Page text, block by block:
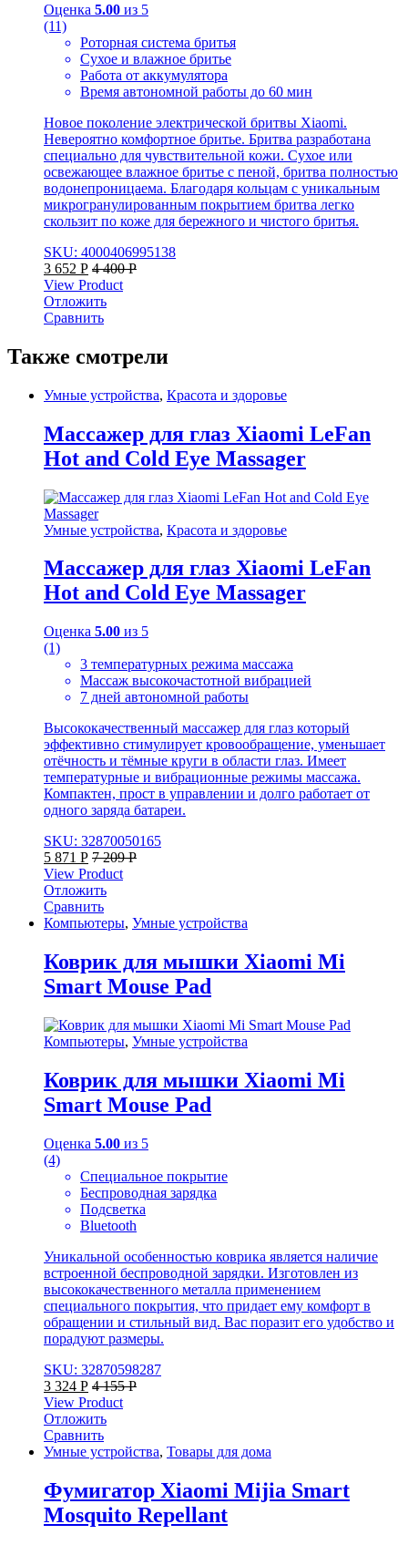
Оценка 5.00 из 5
(11)
Роторная система бритья
Сухое и влажное бритье
Работа от аккумулятора
Время автономной работы до 60 мин
Новое поколение электрической бритвы Xiaomi.
Невероятно комфортное бритье. Бритва разработана
специально для чувствительной кожи. Сухое или
освежающее влажное бритье с пеной, бритва полностью
водонепроницаема. Благодаря кольцам с уникальным
микрогранулированным покрытием бритва легко
скользит по коже для бережного и чистого бритья.
SKU: 4000406995138
3 652 Р 4 400Р
View Product
Отложить
Сравнить
Также смотрели
Умные устройства, Красота и здоровье
Массажер для глаз Xiaomi LeFan
Hot and Cold Eye Massager
Умные устройства, Красота и здоровье
Массажер для глаз Xiaomi LeFan
Hot and Cold Eye Massager
Оценка 5.00 из 5
(1)
3 температурных режима массажа
Массаж высокочастотной вибрацией
7 дней автономной работы
Высококачественный массажер для глаз который
эффективно стимулирует кровообращение, уменьшает
отёчность и тёмные круги в области глаз. Имеет
температурные и вибрационные режимы массажа.
Компактен, прост в управлении и долго работает от
одного заряда батареи.
SKU: 32870050165
5 871 Р 7 209Р
View Product
Отложить
Сравнить
Компьютеры, Умные устройства
Коврик для мышки Xiaomi Mi
Smart Mouse Pad
Компьютеры, Умные устройства
Коврик для мышки Xiaomi Mi
Smart Mouse Pad
Оценка 5.00 из 5
(4)
Специальное покрытие
Беспроводная зарядка
Подсветка
Bluetooth
Уникальной особенностью коврика является наличие
встроенной беспроводной зарядки. Изготовлен из
высококачественного металла применением
специального покрытия, что придает ему комфорт в
обращении и стильный вид. Вас поразит его удобство и
порадуют размеры.
SKU: 32870598287
3 324 Р 4 155Р
View Product
Отложить
Сравнить
Умные устройства, Товары для дома
Фумигатор Xiaomi Mijia Smart
Mosquito Repellant